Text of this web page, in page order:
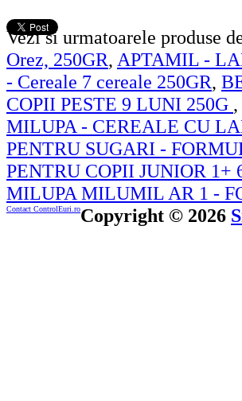
Vezi si urmatoarele produse
Orez, 250GR, APTAMIL -
- Cereale 7 cereale 250GR,
COPII PESTE 9 LUNI 250G ,
MILUPA - CEREALE CU
PENTRU SUGARI -
PENTRU COPII JUNIOR 1+
MILUPA MILUMIL AR 1 -
Contact ControlEuri.roCopyright © 2026